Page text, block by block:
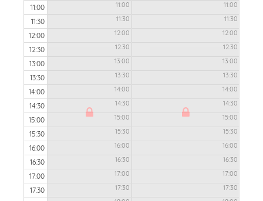
11:00 11:00
11:30 11:30
12:00 12:00
12:30 12:30
13:00 13:00
13:30 13:30
14:00 14:00
14:30 14:30
15:00 15:00
15:30 15:30
16:00 16:00
16:30 16:30
17:00 17:00
17:30 17:30
11:00
11:30
12:00
12:30
13:00
13:30
14:00
14:30
15:00
15:30
16:00
16:30
17:00
17:30